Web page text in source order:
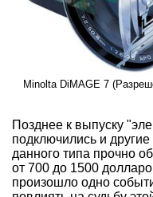
Minolta DiMAGE 7
Позднее к выпуску
подключились и
данного типа прочно
от 700 до 1500
произошло одно